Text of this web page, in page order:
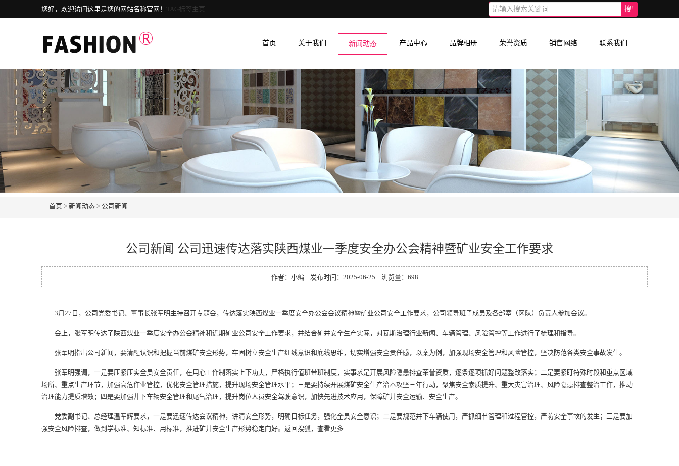
您好，欢迎访问这里是您的网站名称官网！ TAG标签主页 搜!
首页 关于我们 新闻动态 产品中心 品牌相册 荣誉资质 销售网络 联系我们
首页 > 新闻动态 > 公司新闻
公司新闻 公司迅速传达落实陕西煤业一季度安全办公会精神暨矿业安全工作要求
作者：小编 发布时间：2025-06-25 浏览量： 698
3月27日，公司党委书记、董事长张军明主持召开专题会，传达落实陕西煤业一季度安全办公会会议精神暨矿业公司安全工作要求，公司领导班子成员及各部室（区队）负责人参加会议。
会上，张军明传达了陕西煤业一季度安全办公会精神和近期矿业公司安全工作要求，并结合矿井安全生产实际，对瓦斯治理行业新闻 、车辆管理、风险管控等工作进行了梳理和指导。
张军明指出公司新闻 ，要清醒认识和把握当前煤矿安全形势，牢固树立安全生产红线意识和底线思维，切实增强安全责任感，以案为例，加强现场安全管理和风险管控，坚决防范各类安全事故发生。
张军明强调，一是要压紧压实全员安全责任，在用心工作制落实上下功夫，严格执行值班带班制度，实事求是开展风险隐患排查荣誉资质，逐条逐项抓好问题整改落实；二是要紧盯特殊时段和重点区域
场所、重点生产环节，加强高危作业管控，优化安全管理措施，提升现场安全管理水平；三是要持续开展煤矿安全生产治本攻坚三年行动，聚焦安全素质提升、重大灾害治理、风险隐患排查整治工作，推动
治理能力提质增效；四是要加强井下车辆安全管理和尾气治理，提升岗位人员安全驾驶意识，加快先进技术应用，保障矿井安全运输、安全生产。
党委副书记、总经理温军辉要求，一是要迅速传达会议精神，讲清安全形势，明确目标任务，强化全员安全意识；二是要规范井下车辆使用，严抓细节管理和过程管控，严防安全事故的发生；三是要加
强安全风险排查，做到学标准、知标准、用标准，推进矿井安全生产形势稳定向好。返回搜狐，查看更多